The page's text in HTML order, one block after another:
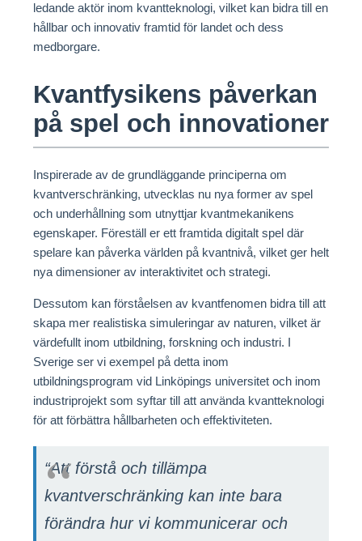
ledande aktör inom kvantteknologi, vilket kan bidra till en
hållbar och innovativ framtid för landet och dess
medborgare.
Kvantfysikens påverkan
på spel och innovationer
Inspirerade av de grundläggande principerna om
kvantverschränking, utvecklas nu nya former av spel
och underhållning som utnyttjar kvantmekanikens
egenskaper. Föreställ er ett framtida digitalt spel där
spelare kan påverka världen på kvantnivå, vilket ger helt
nya dimensioner av interaktivitet och strategi.
Dessutom kan förståelsen av kvantfenomen bidra till att
skapa mer realistiska simuleringar av naturen, vilket är
värdefullt inom utbildning, forskning och industri. I
Sverige ser vi exempel på detta inom
utbildningsprogram vid Linköpings universitet och inom
industriprojekt som syftar till att använda kvantteknologi
för att förbättra hållbarheten och effektiviteten.
“Att förstå och tillämpa
kvantverschränking kan inte bara
förändra hur vi kommunicerar och